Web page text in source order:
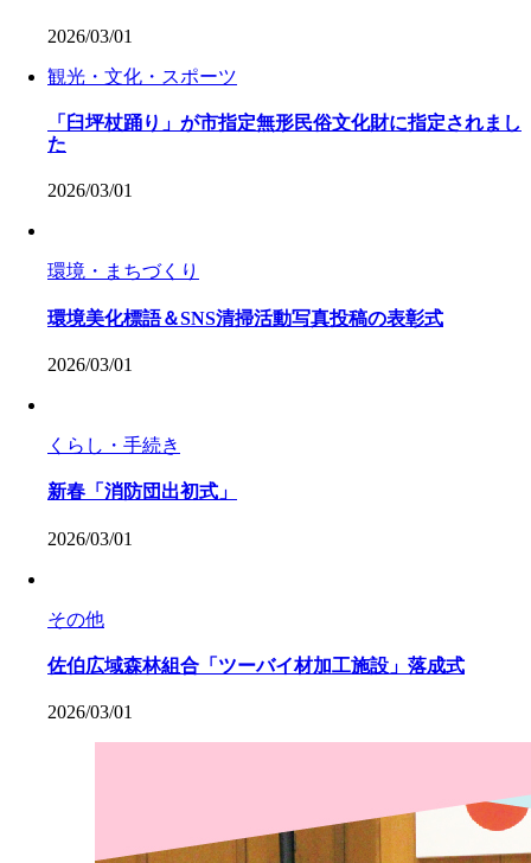
2026/03/01
観光・文化・スポーツ
「臼坪杖踊り」が市指定無形民俗文化財に指定されまし
た
2026/03/01
環境・まちづくり
環境美化標語＆SNS清掃活動写真投稿の表彰式
2026/03/01
くらし・手続き
新春「消防団出初式」
2026/03/01
その他
佐伯広域森林組合「ツーバイ材加工施設」落成式
2026/03/01